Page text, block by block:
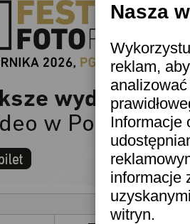
Nasza
reklam,
Informacje
informacje
witryn.